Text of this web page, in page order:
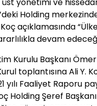
üst yönetimi ve
Holding
Koç açıklamasında
devam
Kurulu Başkanı
toplantısına Ali Y.
yılı Faaliyet Raporu
Holding Şeref